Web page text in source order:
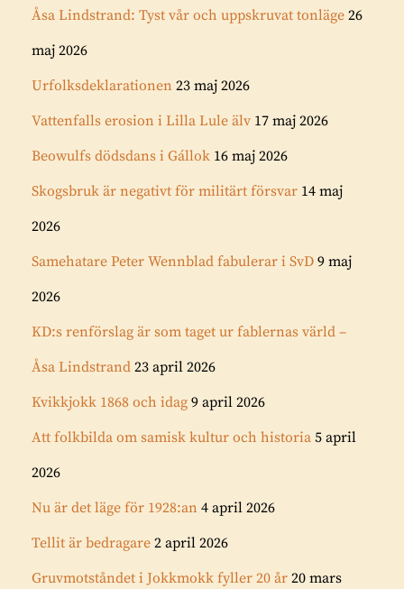
Åsa Lindstrand: Tyst vår och uppskruvat tonläge 26
maj 2026
Urfolksdeklarationen 23 maj 2026
Vattenfalls erosion i Lilla Lule älv 17 maj 2026
Beowulfs dödsdans i Gállok 16 maj 2026
Skogsbruk är negativt för militärt försvar 14 maj
2026
Samehatare Peter Wennblad fabulerar i SvD 9 maj
2026
KD:s renförslag är som taget ur fablernas värld –
Åsa Lindstrand 23 april 2026
Kvikkjokk 1868 och idag 9 april 2026
Att folkbilda om samisk kultur och historia 5 april
2026
Nu är det läge för 1928:an 4 april 2026
Tellit är bedragare 2 april 2026
Gruvmotståndet i Jokkmokk fyller 20 år 20 mars